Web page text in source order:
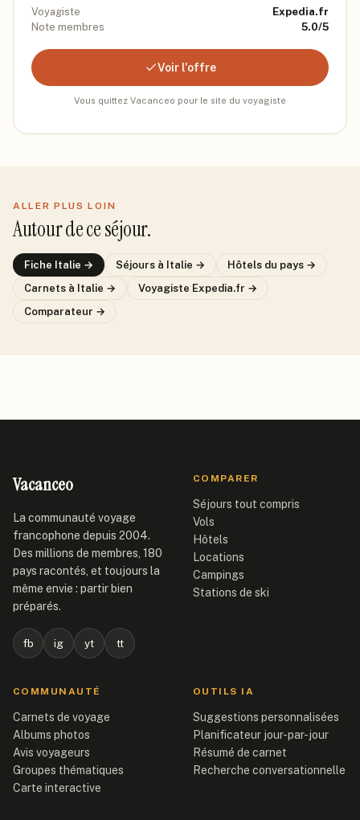
Voyagiste
Expedia.fr
Note membres
5.0/5
Voir l'offre
Vous quittez Vacanceo pour le site du voyagiste
ALLER PLUS LOIN
Autour de ce séjour.
Fiche Italie → Séjours à Italie →
Hôtels du pays →
Carnets à Italie → Voyagiste Expedia.fr →
Comparateur →
Vacanceo
La communauté voyage
francophone depuis 2004.
Des millions de membres, 180
pays racontés, et toujours la
même envie : partir bien
préparés.
fb ig yt tt
COMPARER
Séjours tout compris
Vols
Hôtels
Locations
Campings
Stations de ski
COMMUNAUTÉ
Carnets de voyage
Albums photos
Avis voyageurs
Groupes thématiques
Carte interactive
OUTILS IA
Suggestions personnalisées
Planificateur jour-par-jour
Résumé de carnet
Recherche conversationnelle